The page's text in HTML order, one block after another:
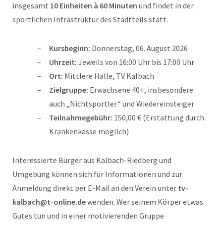
insgesamt 10 Einheiten à 60 Minuten und findet in der
sportlichen Infrastruktur des Stadtteils statt.
Kursbeginn: Donnerstag, 06. August 2026
Uhrzeit: Jeweils von 16:00 Uhr bis 17:00 Uhr
Ort: Mittlere Halle, TV Kalbach
Zielgruppe: Erwachsene 40+, insbesondere
auch „Nichtsportler“ und Wiedereinsteiger
Teilnahmegebühr: 150,00 € (Erstattung durch
Krankenkasse möglich)
Interessierte Bürger aus Kalbach-Riedberg und
Umgebung können sich für Informationen und zur
Anmeldung direkt per E-Mail an den Verein unter tv-
kalbach@t-online.dewenden. Wer seinem Körper etwas
Gutes tun und in einer motivierenden Gruppe